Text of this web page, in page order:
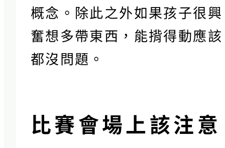
概念。除此之外如果孩子很興
奮想多帶東西，能揹得動應該
都沒問題。
比賽會場上該注意